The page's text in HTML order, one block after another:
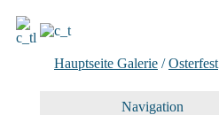
Hauptseite Galerie /Osterfest
Navigation